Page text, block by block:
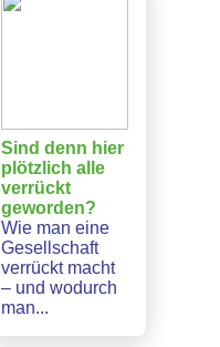
Sind denn hier
plötzlich alle
verrückt
geworden?
Wie man eine
Gesellschaft
verrückt macht
– und wodurch
man...